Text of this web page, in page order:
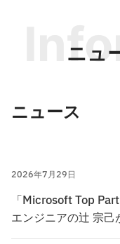
ニュ
ニュース
2026年7月29日
「Microsoft Top
エンジニアの辻󠄀 宗己